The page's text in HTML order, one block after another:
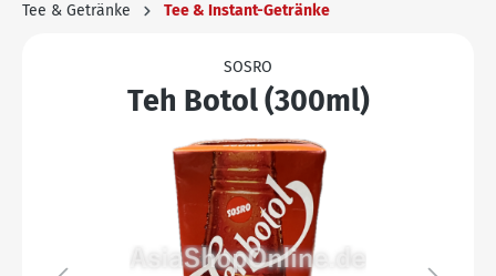
Tee & Getränke Tee & Instant-Getränke
SOSRO
Teh Botol (300ml)